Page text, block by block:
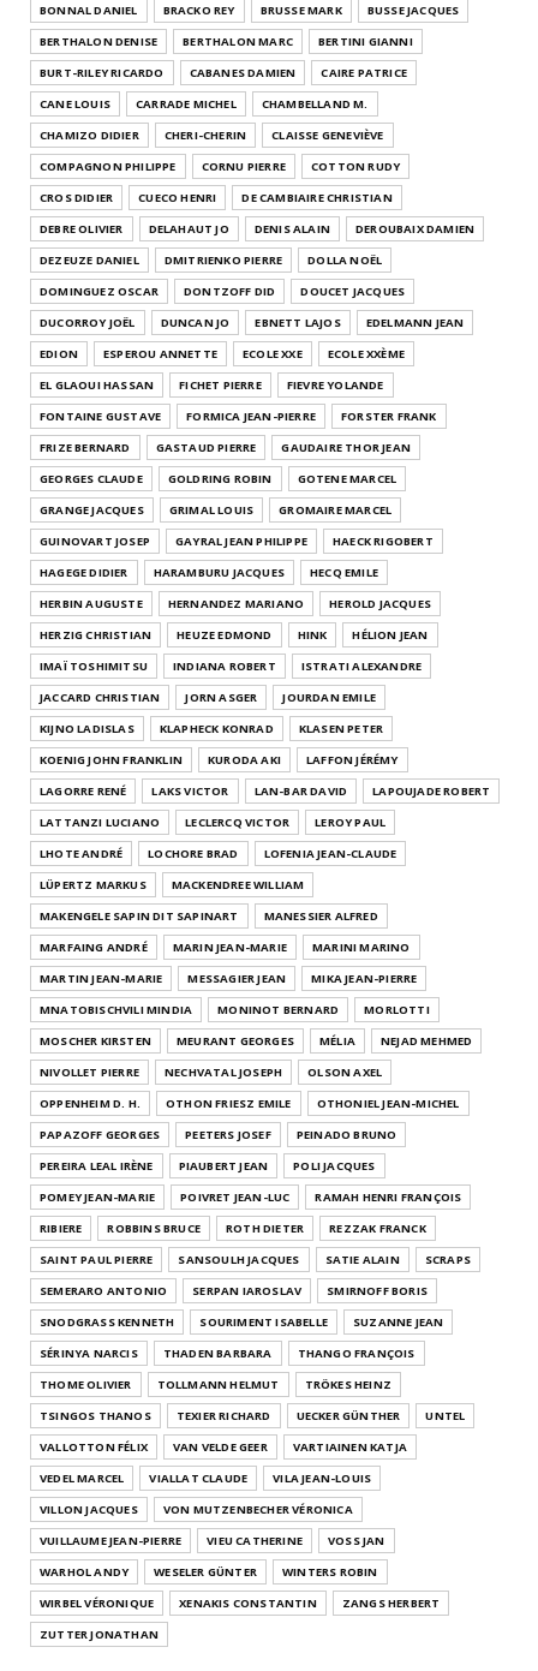
BONNAL DANIEL
BRACKO REY BRUSSE MARK
BUSSE JACQUES
BERTHALON DENISE
BERTHALON MARC
BERTINI GIANNI
BURT-RILEY RICARDO
CABANES DAMIEN
CAIRE PATRICE
CANE LOUIS
CARRADE MICHEL
CHAMBELLAND M.
CHAMIZO DIDIER
CHERI-CHERIN
CLAISSE GENEVIÈVE
COMPAGNON PHILIPPE
CORNU PIERRE
COTTON RUDY
CROS DIDIER
CUECO HENRI
DE CAMBIAIRE CHRISTIAN
DEBRE OLIVIER
DELAHAUT JO DENIS ALAIN
DEROUBAIX DAMIEN
DEZEUZE DANIEL
DMITRIENKO PIERRE
DOLLA NOËL
DOMINGUEZ OSCAR
DONTZOFF DID
DOUCET JACQUES
DUCORROY JOËL
DUNCAN JO EBNETT LAJOS
EDELMANN JEAN
EDION
ESPEROU ANNETTE ECOLE XXE
ECOLE XXÈME
EL GLAOUI HASSAN
FICHET PIERRE
FIEVRE YOLANDE
FONTAINE GUSTAVE
FORMICA JEAN-PIERRE
FORSTER FRANK
FRIZE BERNARD
GASTAUD PIERRE
GAUDAIRE THOR JEAN
GEORGES CLAUDE
GOLDRING ROBIN
GOTENE MARCEL
GRANGE JACQUES
GRIMAL LOUIS
GROMAIRE MARCEL
GUINOVART JOSEP
GAYRAL JEAN PHILIPPE
HAECK RIGOBERT
HAGEGE DIDIER
HARAMBURU JACQUES
HECQ EMILE
HERBIN AUGUSTE
HERNANDEZ MARIANO
HEROLD JACQUES
HERZIG CHRISTIAN
HEUZE EDMOND HINK
HÉLION JEAN
IMAÏ TOSHIMITSU
INDIANA ROBERT
ISTRATI ALEXANDRE
JACCARD CHRISTIAN
JORN ASGER
JOURDAN EMILE
KIJNO LADISLAS
KLAPHECK KONRAD
KLASEN PETER
KOENIG JOHN FRANKLIN
KURODA AKI
LAFFON JÉRÉMY
LAGORRE RENÉ
LAKS VICTOR LAN-BAR DAVID
LAPOUJADE ROBERT
LATTANZI LUCIANO
LECLERCQ VICTOR
LEROY PAUL
LHOTE ANDRÉ
LOCHORE BRAD
LOFENIA JEAN-CLAUDE
LÜPERTZ MARKUS
MACKENDREE WILLIAM
MAKENGELE SAPIN DIT SAPINART
MANESSIER ALFRED
MARFAING ANDRÉ
MARIN JEAN-MARIE
MARINI MARINO
MARTIN JEAN-MARIE
MESSAGIER JEAN
MIKA JEAN-PIERRE
MNATOBISCHVILI MINDIA
MONINOT BERNARD
MORLOTTI
MOSCHER KIRSTEN
MEURANT GEORGES MÉLIA
NEJAD MEHMED
NIVOLLET PIERRE
NECHVATAL JOSEPH
OLSON AXEL
OPPENHEIM D. H.
OTHON FRIESZ EMILE
OTHONIEL JEAN-MICHEL
PAPAZOFF GEORGES
PEETERS JOSEF
PEINADO BRUNO
PEREIRA LEAL IRÈNE
PIAUBERT JEAN
POLI JACQUES
POMEY JEAN-MARIE
POIVRET JEAN-LUC
RAMAH HENRI FRANÇOIS
RIBIERE
ROBBINS BRUCE ROTH DIETER
REZZAK FRANCK
SAINT PAUL PIERRE
SANSOULH JACQUES SATIE ALAIN
SCRAPS
SEMERARO ANTONIO
SERPAN IAROSLAV
SMIRNOFF BORIS
SNODGRASS KENNETH
SOURIMENT ISABELLE
SUZANNE JEAN
SÉRINYA NARCIS
THADEN BARBARA
THANGO FRANÇOIS
THOME OLIVIER
TOLLMANN HELMUT
TRÖKES HEINZ
TSINGOS THANOS
TEXIER RICHARD UECKER GÜNTHER
UNTEL
VALLOTTON FÉLIX
VAN VELDE GEER
VARTIAINEN KATJA
VEDEL MARCEL
VIALLAT CLAUDE
VILA JEAN-LOUIS
VILLON JACQUES
VON MUTZENBECHER VÉRONICA
VUILLAUME JEAN-PIERRE
VIEU CATHERINE
VOSS JAN
WARHOL ANDY
WESELER GÜNTER
WINTERS ROBIN
WIRBEL VÉRONIQUE
XENAKIS CONSTANTIN
ZANGS HERBERT
ZUTTER JONATHAN